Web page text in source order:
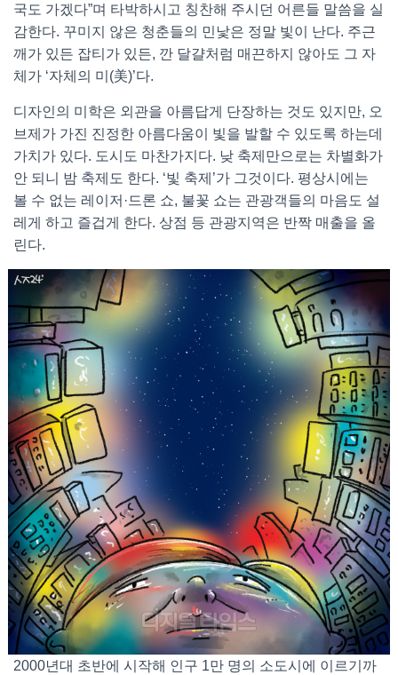
국도 가겠다”며 타박하시고 칭찬해 주시던 어른들 말씀을 실
감한다. 꾸미지 않은 청춘들의 민낯은 정말 빛이 난다. 주근
깨가 있든 잡티가 있든, 깐 달걀처럼 매끈하지 않아도 그 자
체가 ‘자체의 미(美)’다.
디자인의 미학은 외관을 아름답게 단장하는 것도 있지만, 오
브제가 가진 진정한 아름다움이 빛을 발할 수 있도록 하는데
가치가 있다. 도시도 마찬가지다. 낮 축제만으로는 차별화가
안 되니 밤 축제도 한다. ‘빛 축제’가 그것이다. 평상시에는
볼 수 없는 레이저·드론 쇼, 불꽃 쇼는 관광객들의 마음도 설
레게 하고 즐겁게 한다. 상점 등 관광지역은 반짝 매출을 올
린다.
2000년대 초반에 시작해 인구 1만 명의 소도시에 이르기까